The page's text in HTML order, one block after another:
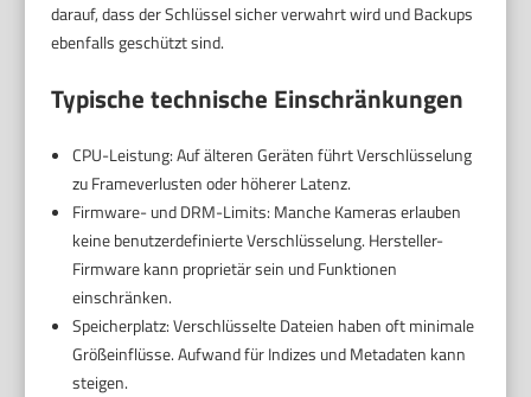
darauf, dass der Schlüssel sicher verwahrt wird und Backups
ebenfalls geschützt sind.
Typische technische Einschränkungen
CPU-Leistung: Auf älteren Geräten führt Verschlüsselung
zu Frameverlusten oder höherer Latenz.
Firmware- und DRM-Limits: Manche Kameras erlauben
keine benutzerdefinierte Verschlüsselung. Hersteller-
Firmware kann proprietär sein und Funktionen
einschränken.
Speicherplatz: Verschlüsselte Dateien haben oft minimale
Größeinflüsse. Aufwand für Indizes und Metadaten kann
steigen.